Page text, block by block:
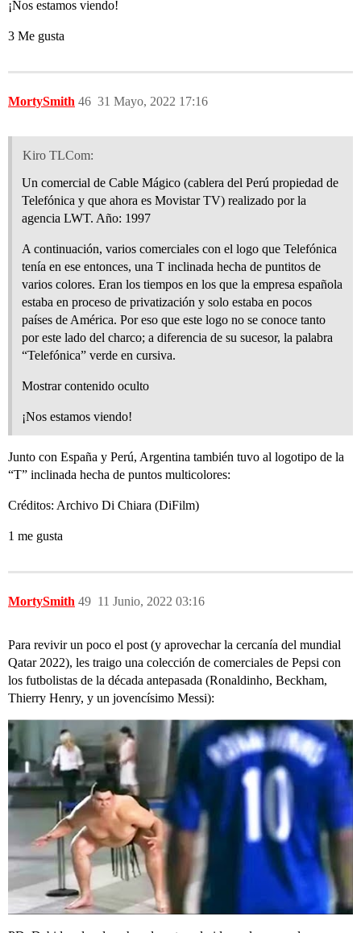
¡Nos estamos viendo!
3 Me gusta
MortySmith 31 Mayo, 2022 17:16
46
Kiro TLCom:
Un comercial de Cable Mágico (cablera del Perú propiedad de
Telefónica y que ahora es Movistar TV) realizado por la
agencia LWT. Año: 1997
A continuación, varios comerciales con el logo que Telefónica
tenía en ese entonces, una T inclinada hecha de puntitos de
varios colores. Eran los tiempos en los que la empresa española
estaba en proceso de privatización y solo estaba en pocos
países de América. Por eso que este logo no se conoce tanto
por este lado del charco; a diferencia de su sucesor, la palabra
“Telefónica” verde en cursiva.
Mostrar contenido oculto
¡Nos estamos viendo!
Junto con España y Perú, Argentina también tuvo al logotipo de la
“T” inclinada hecha de puntos multicolores:
Créditos: Archivo Di Chiara (DiFilm)
1 me gusta
MortySmith 11 Junio, 2022 03:16
49
Para revivir un poco el post (y aprovechar la cercanía del mundial
Qatar 2022), les traigo una colección de comerciales de Pepsi con
los futbolistas de la década antepasada (Ronaldinho, Beckham,
Thierry Henry, y un jovencísimo Messi):